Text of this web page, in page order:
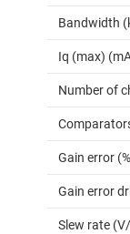
Bandwidth
Iq (max)
Number of
Gain error
Gain error
Slew rate